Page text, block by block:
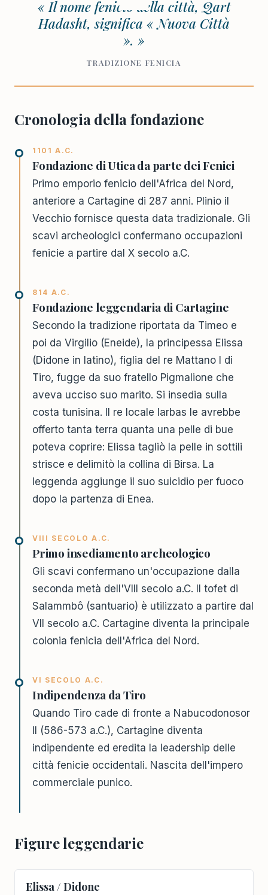
« Il nome fenicio della città, Qart
Hadasht, significa « Nuova Città
». »
TRADIZIONE FENICIA
Cronologia della fondazione
1101 A.C.
Fondazione di Utica da parte dei Fenici
Primo emporio fenicio dell'Africa del Nord,
anteriore a Cartagine di 287 anni. Plinio il
Vecchio fornisce questa data tradizionale. Gli
scavi archeologici confermano occupazioni
fenicie a partire dal X secolo a.C.
814 A.C.
Fondazione leggendaria di Cartagine
Secondo la tradizione riportata da Timeo e
poi da Virgilio (Eneide), la principessa Elissa
(Didone in latino), figlia del re Mattano I di
Tiro, fugge da suo fratello Pigmalione che
aveva ucciso suo marito. Si insedia sulla
costa tunisina. Il re locale Iarbas le avrebbe
offerto tanta terra quanta una pelle di bue
poteva coprire: Elissa tagliò la pelle in sottili
strisce e delimitò la collina di Birsa. La
leggenda aggiunge il suo suicidio per fuoco
dopo la partenza di Enea.
VIII SECOLO A.C.
Primo insediamento archeologico
Gli scavi confermano un'occupazione dalla
seconda metà dell'VIII secolo a.C. Il tofet di
Salammbô (santuario) è utilizzato a partire dal
VII secolo a.C. Cartagine diventa la principale
colonia fenicia dell'Africa del Nord.
VI SECOLO A.C.
Indipendenza da Tiro
Quando Tiro cade di fronte a Nabucodonosor
II (586-573 a.C.), Cartagine diventa
indipendente ed eredita la leadership delle
città fenicie occidentali. Nascita dell'impero
commerciale punico.
Figure leggendarie
Elissa / Didone